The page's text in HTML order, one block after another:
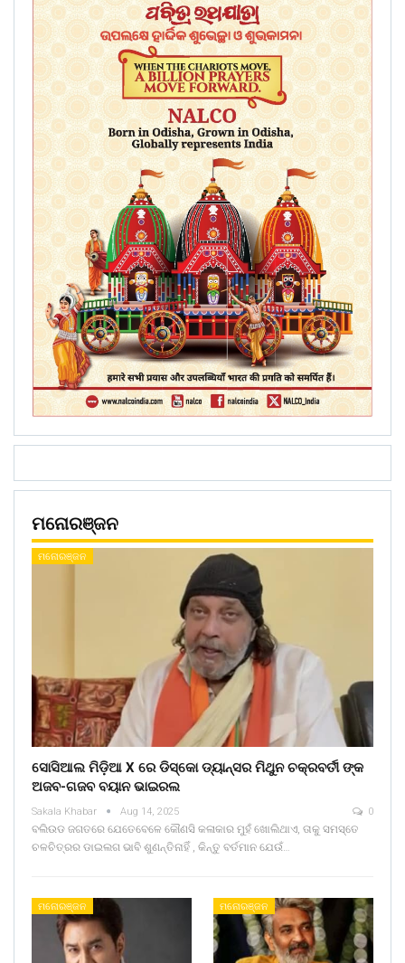
ମନୋରଞ୍ଜନ
ମନୋରଞ୍ଜନ
ସୋସିଆଲ ମିଡ଼ିଆ X ରେ ଡିସ୍କୋ ଡ୍ୟାନ୍ସର ମିଥୁନ ଚକ୍ରବର୍ତୀ ଙ୍କ
ଅଜବ-ଗଜବ ବୟାନ ଭାଇରଲ
Sakala Khabar Aug 14, 2025 0
ବଲିଉଡ ଜଗତରେ ଯେତେବେଳେ କୌଣସି କଳାକାର ମୁହଁ ଖୋଲିଥାଏ, ତାକୁ ସମସ୍ତେ
ଚଳଚିତ୍ରର ଡାଇଲଗ ଭାବି ଶୁଣନ୍ତିନାହିଁ , କିନ୍ତୁ ବର୍ତମାନ ଯେଉଁ…
ମନୋରଞ୍ଜନ ମନୋରଞ୍ଜନ